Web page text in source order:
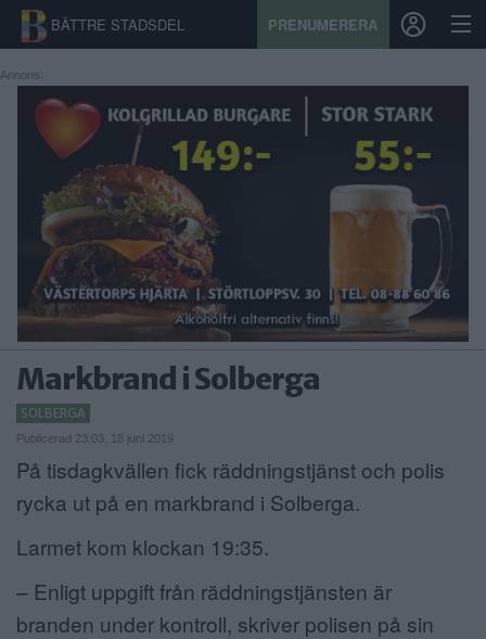
BÄTTRE STADSDEL PRENUMERERA
START
STADSDEL
PRENUMERATION
SPORT
ÅSIKTER
KALENDER
KONTAKT
SAMARBETEN
ANNONSERA
MER
Annons:
Markbrand i Solberga
SOLBERGA
Publicerad 23:03, 18 juni 2019
På tisdagkvällen fick räddningstjänst och polis
rycka ut på en markbrand i Solberga.
Larmet kom klockan 19:35.
– Enligt uppgift från räddningstjänsten är
branden under kontroll, skriver polisen på sin